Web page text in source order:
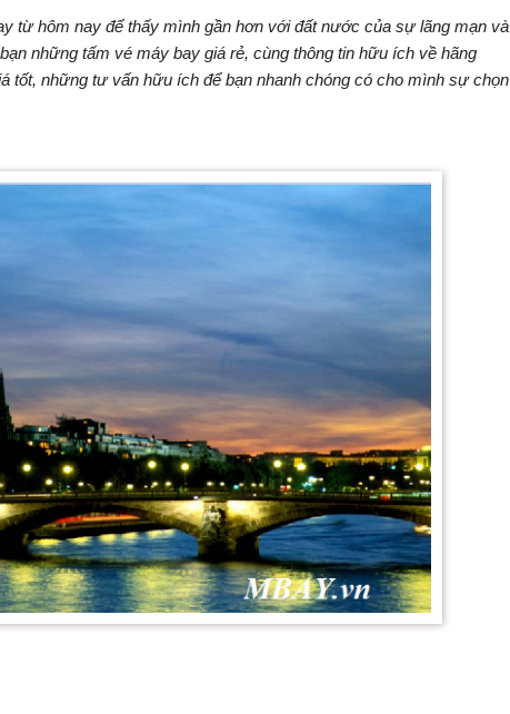
từ hôm nay để thấy mình gần hơn với đất nước của sự lãng mạn và
những tấm vé máy bay giá rẻ, cùng thông tin hữu ích về hãng
tốt, những tư vấn hữu ích để bạn nhanh chóng có cho mình sự chọn